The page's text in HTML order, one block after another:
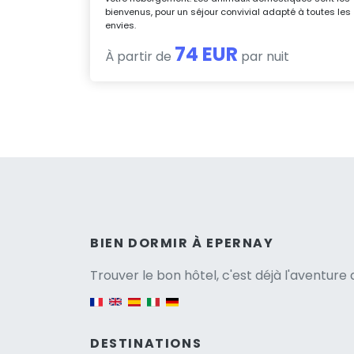
bienvenus, pour un séjour convivial adapté à toutes les
envies.
À partir de 74 EUR par nuit
BIEN DORMIR À EPERNAY
Trouver le bon hôtel, c'est déjà l'aventure
DESTINATIONS